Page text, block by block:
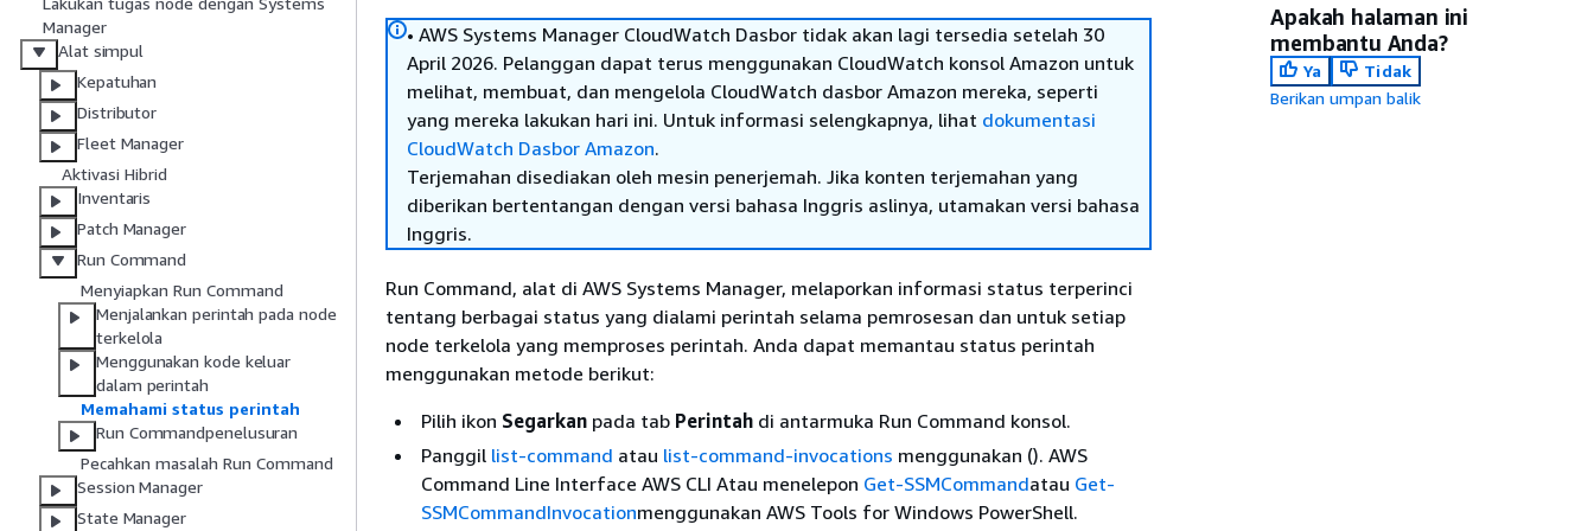
Manager
Alat simpul
Kepatuhan
Distributor
Fleet Manager
Aktivasi Hibrid
Inventaris
Patch Manager
Run Command
Menyiapkan Run Command
Menjalankan perintah pada node
terkelola
Menggunakan kode keluar
dalam perintah
Memahami status perintah
Run Commandpenelusuran
Pecahkan masalah Run Command
Session Manager
State Manager
• AWS Systems Manager CloudWatch Dasbor tidak akan lagi tersedia setelah 30
April 2026. Pelanggan dapat terus menggunakan CloudWatch konsol Amazon untuk
melihat, membuat, dan mengelola CloudWatch dasbor Amazon mereka, seperti
yang mereka lakukan hari ini. Untuk informasi selengkapnya, lihat dokumentasi
CloudWatch Dasbor Amazon.
Terjemahan disediakan oleh mesin penerjemah. Jika konten terjemahan yang
diberikan bertentangan dengan versi bahasa Inggris aslinya, utamakan versi bahasa
Inggris.
Run Command, alat di AWS Systems Manager, melaporkan informasi status terperinci
tentang berbagai status yang dialami perintah selama pemrosesan dan untuk setiap
node terkelola yang memproses perintah. Anda dapat memantau status perintah
menggunakan metode berikut:
Pilih ikon Segarkan pada tab Perintah di antarmuka Run Command konsol.
Panggil list-command atau list-command-invocations menggunakan (). AWS
Command Line Interface AWS CLI Atau menelepon Get-SSMCommandatau Get-
SSMCommandInvocationmenggunakan AWS Tools for Windows PowerShell.
Apakah halaman ini
membantu Anda?
Ya
Tidak
Berikan umpan balik